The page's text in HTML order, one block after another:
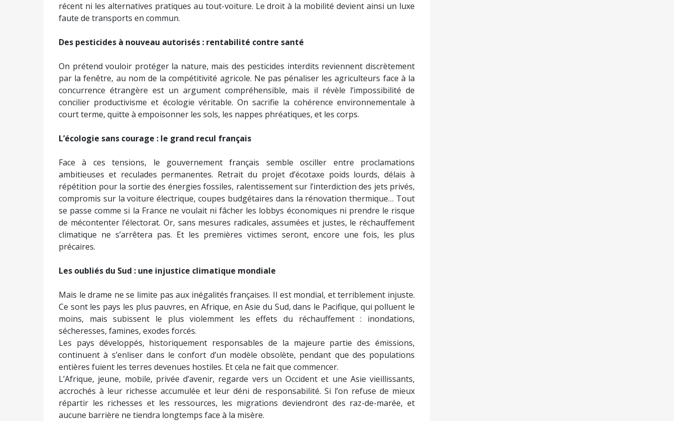
récent ni les alternatives pratiques au tout-voiture. Le droit à la mobilité devient ainsi un luxe
faute de transports en commun.
Des pesticides à nouveau autorisés : rentabilité contre santé
On prétend vouloir protéger la nature, mais des pesticides interdits reviennent discrètement
par la fenêtre, au nom de la compétitivité agricole. Ne pas pénaliser les agriculteurs face à la
concurrence étrangère est un argument compréhensible, mais il révèle l’impossibilité de
concilier productivisme et écologie véritable. On sacrifie la cohérence environnementale à
court terme, quitte à empoisonner les sols, les nappes phréatiques, et les corps.
L’écologie sans courage : le grand recul français
Face à ces tensions, le gouvernement français semble osciller entre proclamations
ambitieuses et reculades permanentes. Retrait du projet d’écotaxe poids lourds, délais à
répétition pour la sortie des énergies fossiles, ralentissement sur l’interdiction des jets privés,
compromis sur la voiture électrique, coupes budgétaires dans la rénovation thermique… Tout
se passe comme si la France ne voulait ni fâcher les lobbys économiques ni prendre le risque
de mécontenter l’électorat. Or, sans mesures radicales, assumées et justes, le réchauffement
climatique ne s’arrêtera pas. Et les premières victimes seront, encore une fois, les plus
précaires.
Les oubliés du Sud : une injustice climatique mondiale
Mais le drame ne se limite pas aux inégalités françaises. Il est mondial, et terriblement injuste.
Ce sont les pays les plus pauvres, en Afrique, en Asie du Sud, dans le Pacifique, qui polluent le
moins, mais subissent le plus violemment les effets du réchauffement : inondations,
sécheresses, famines, exodes forcés.
Les pays développés, historiquement responsables de la majeure partie des émissions,
continuent à s’enliser dans le confort d’un modèle obsolète, pendant que des populations
entières fuient les terres devenues hostiles. Et cela ne fait que commencer.
L’Afrique, jeune, mobile, privée d’avenir, regarde vers un Occident et une Asie vieillissants,
accrochés à leur richesse accumulée et leur déni de responsabilité. Si l’on refuse de mieux
répartir les richesses et les ressources, les migrations deviendront des raz-de-marée, et
aucune barrière ne tiendra longtemps face à la misère.